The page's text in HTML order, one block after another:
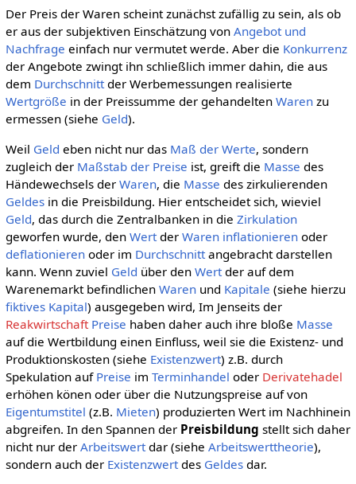
Der Preis der Waren scheint zunächst zufällig zu sein, als ob
er aus der subjektiven Einschätzung von Angebot und
Nachfrage einfach nur vermutet werde. Aber die Konkurrenz
der Angebote zwingt ihn schließlich immer dahin, die aus
dem Durchschnittder Werbemessungen realisierte
Wertgröße in der Preissumme der gehandelten Warenzu
ermessen (siehe Geld).
Weil Geld eben nicht nur das Maß der Werte, sondern
zugleich der Maßstab der Preise ist, greift die Masse des
Händewechsels der Waren, die Masse des zirkulierenden
Geldesin die Preisbildung. Hier entscheidet sich, wieviel
Geld, das durch die Zentralbanken in die Zirkulation
geworfen wurde, den Wertder Waren inflationierenoder
deflationierenoder im Durchschnittangebracht darstellen
kann. Wenn zuviel Geld über den Wertder auf dem
Warenemarkt befindlichen Warenund Kapitale (siehe hierzu
fiktives Kapital) ausgegeben wird, Im Jenseits der
Reakwirtschaft Preise haben daher auch ihre bloße Masse
auf die Wertbildung einen Einfluss, weil sie die Existenz- und
Produktionskosten (siehe Existenzwert) z.B. durch
Spekulation auf Preise im Terminhandel oder Derivatehadel
erhöhen könen oder über die Nutzungspreise auf von
Eigentumstitel (z.B. Mieten) produzierten Wert im Nachhinein
abgreifen. In den Spannen der Preisbildung stellt sich daher
nicht nur der Arbeitswertdar (siehe Arbeitswerttheorie),
sondern auch der Existenzwertdes Geldesdar.